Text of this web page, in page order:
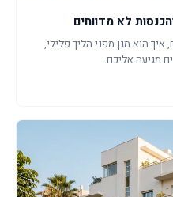
לא מדווחים
איך הוא מגן מפני הליך פלילי,
מגיעה אליכם.